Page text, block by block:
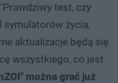
test, czy
symulatorów życia,
aktualizacje będą się
wszystkiego, co jest
można grać już